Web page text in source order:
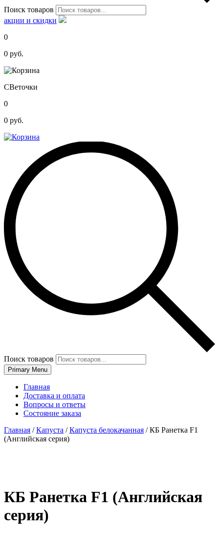
Поиск товаров
акции и скидки
0
0 руб.
СВеточки
0
0 руб.
Поиск товаров
Primary Menu
Главная
Доставка и оплата
Вопросы и ответы
Состояние заказа
Главная /Капуста /Капуста белокачанная /КБ Ранетка F1
(Английская серия)
КБ Ранетка F1 (Английская
серия)